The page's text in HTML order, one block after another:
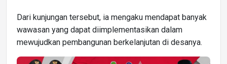
Dari kunjungan tersebut, ia mengaku mendapat banyak
wawasan yang dapat diimplementasikan dalam
mewujudkan pembangunan berkelanjutan di desanya.